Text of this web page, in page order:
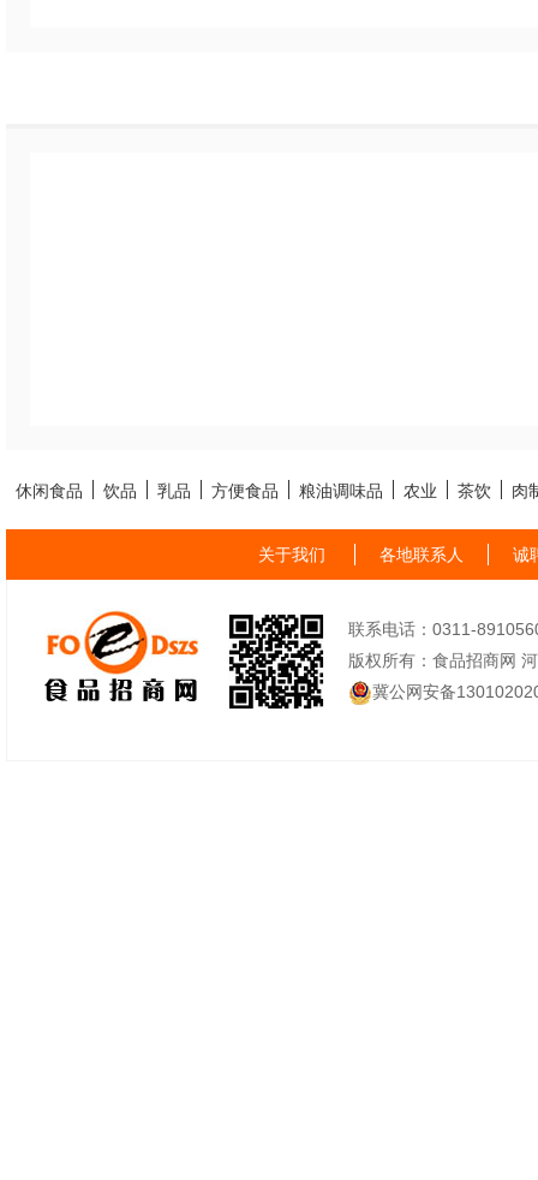
休闲食品 饮品 乳品 方便食品 粮油调味品 农业 茶饮 肉
关于我们 各地联系人 诚
联系电话：0311-
版权所有：食品招商网
冀公网安备